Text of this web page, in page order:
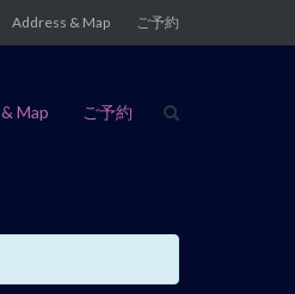
Address & Map ご予約
Map ご予約